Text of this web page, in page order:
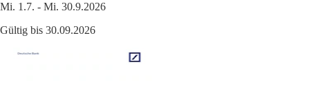
Mi. 1.7. - Mi. 30.9.2026
Gültig bis 30.09.2026